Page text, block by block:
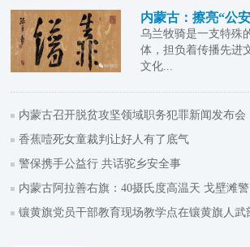
内蒙古：擦亮“公
乌兰牧骑是一支特殊
体，担负着传播先进
文化...
内蒙古召开脱贫攻坚领域职务犯罪新闻发布会
香蕉噎死女童裁判让好人有了底气
警保携手公益行 共话驼乡安全事
内蒙古阿拉善右旗：40摄氏度高温天 戈壁滩警
镶黄旗党员干部教育现场教学点在镶黄旗人武